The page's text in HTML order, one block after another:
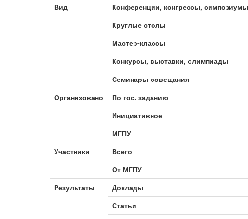
Вид
Конференции, конгрессы, симпозиумы
Круглые столы
Мастер-классы
Конкурсы, выставки, олимпиады
Семинары-совещания
Организовано
По гос. заданию
Инициативное
МГПУ
Участники
Всего
От МГПУ
Результаты
Доклады
Статьи